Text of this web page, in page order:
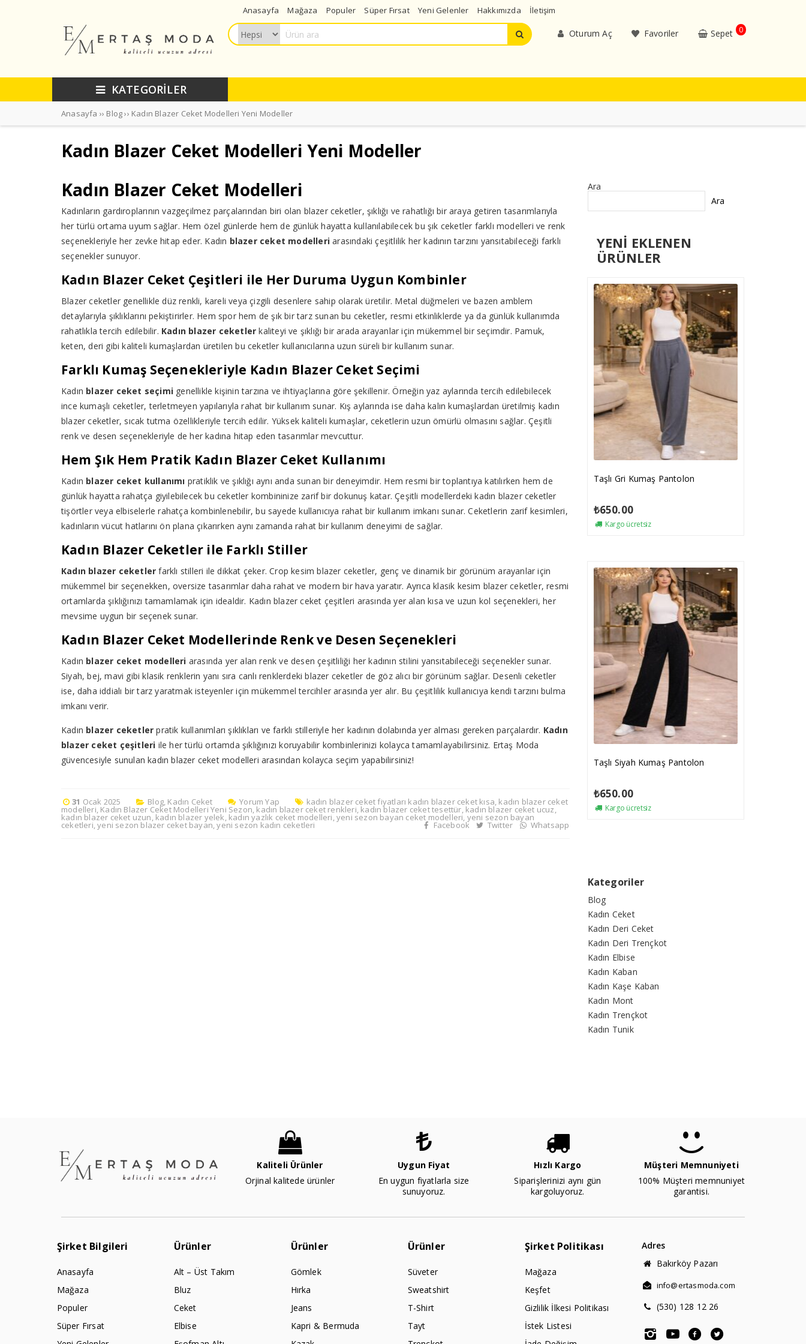
Anasayfa Mağaza Populer Süper Fırsat Yeni Gelenler Hakkımızda İletişim
Oturum Aç Favoriler Sepet 0
KATEGORİLER
Anasayfa ›› Blog›› Kadın Blazer Ceket Modelleri Yeni Modeller
Kadın Blazer Ceket Modelleri Yeni Modeller
Kadın Blazer Ceket Modelleri
Kadınların gardıroplarının vazgeçilmez parçalarından biri olan blazer ceketler, şıklığı ve rahatlığı bir araya getiren tasarımlarıyla
her türlü ortama uyum sağlar. Hem özel günlerde hem de günlük hayatta kullanılabilecek bu şık ceketler farklı modelleri ve renk
seçenekleriyle her zevke hitap eder. Kadın blazer ceket modelleri arasındaki çeşitlilik her kadının tarzını yansıtabileceği farklı
seçenekler sunuyor.
Kadın Blazer Ceket Çeşitleri ile Her Duruma Uygun Kombinler
Blazer ceketler genellikle düz renkli, kareli veya çizgili desenlere sahip olarak üretilir. Metal düğmeleri ve bazen amblem
detaylarıyla şıklıklarını pekiştirirler. Hem spor hem de şık bir tarz sunan bu ceketler, resmi etkinliklerde ya da günlük kullanımda
rahatlıkla tercih edilebilir. Kadın blazer ceketler kaliteyi ve şıklığı bir arada arayanlar için mükemmel bir seçimdir. Pamuk,
keten, deri gibi kaliteli kumaşlardan üretilen bu ceketler kullanıcılarına uzun süreli bir kullanım sunar.
Farklı Kumaş Seçenekleriyle Kadın Blazer Ceket Seçimi
Kadın blazer ceket seçimi genellikle kişinin tarzına ve ihtiyaçlarına göre şekillenir. Örneğin yaz aylarında tercih edilebilecek
ince kumaşlı ceketler, terletmeyen yapılarıyla rahat bir kullanım sunar. Kış aylarında ise daha kalın kumaşlardan üretilmiş kadın
blazer ceketler, sıcak tutma özellikleriyle tercih edilir. Yüksek kaliteli kumaşlar, ceketlerin uzun ömürlü olmasını sağlar. Çeşitli
renk ve desen seçenekleriyle de her kadına hitap eden tasarımlar mevcuttur.
Hem Şık Hem Pratik Kadın Blazer Ceket Kullanımı
Kadın blazer ceket kullanımı pratiklik ve şıklığı aynı anda sunan bir deneyimdir. Hem resmi bir toplantıya katılırken hem de
günlük hayatta rahatça giyilebilecek bu ceketler kombininize zarif bir dokunuş katar. Çeşitli modellerdeki kadın blazer ceketler
tişörtler veya elbiselerle rahatça kombinlenebilir, bu sayede kullanıcıya rahat bir kullanım imkanı sunar. Ceketlerin zarif kesimleri,
kadınların vücut hatlarını ön plana çıkarırken aynı zamanda rahat bir kullanım deneyimi de sağlar.
Kadın Blazer Ceketler ile Farklı Stiller
Kadın blazer ceketler farklı stilleri ile dikkat çeker. Crop kesim blazer ceketler, genç ve dinamik bir görünüm arayanlar için
mükemmel bir seçenekken, oversize tasarımlar daha rahat ve modern bir hava yaratır. Ayrıca klasik kesim blazer ceketler, resmi
ortamlarda şıklığınızı tamamlamak için idealdir. Kadın blazer ceket çeşitleri arasında yer alan kısa ve uzun kol seçenekleri, her
mevsime uygun bir seçenek sunar.
Kadın Blazer Ceket Modellerinde Renk ve Desen Seçenekleri
Kadın blazer ceket modelleri arasında yer alan renk ve desen çeşitliliği her kadının stilini yansıtabileceği seçenekler sunar.
Siyah, bej, mavi gibi klasik renklerin yanı sıra canlı renklerdeki blazer ceketler de göz alıcı bir görünüm sağlar. Desenli ceketler
ise, daha iddialı bir tarz yaratmak isteyenler için mükemmel tercihler arasında yer alır. Bu çeşitlilik kullanıcıya kendi tarzını bulma
imkanı verir.
Kadın blazer ceketler pratik kullanımları şıklıkları ve farklı stilleriyle her kadının dolabında yer alması gereken parçalardır. Kadın
blazer ceket çeşitleri ile her türlü ortamda şıklığınızı koruyabilir kombinlerinizi kolayca tamamlayabilirsiniz. Ertaş Moda
güvencesiyle sunulan kadın blazer ceket modelleri arasından kolayca seçim yapabilirsiniz!
31 Ocak 2025 Blog, Kadın Ceket Yorum Yap kadın blazer ceket fiyatları kadın blazer ceket kısa, kadın blazer ceket
modelleri, Kadın Blazer Ceket Modelleri Yeni Sezon, kadın blazer ceket renkleri, kadın blazer ceket tesettür, kadın blazer ceket ucuz,
kadın blazer ceket uzun, kadın blazer yelek, kadın yazlık ceket modelleri,yeni sezon bayan ceket modelleri, yeni sezon bayan
ceketleri,yeni sezon blazer ceket bayan,yeni sezon kadın ceketleri Facebook Twitter Whatsapp
Ara
Ara
YENİ EKLENEN
ÜRÜNLER
Taşlı Gri Kumaş Pantolon
₺650.00
Kargo ücretsiz
Taşlı Siyah Kumaş Pantolon
₺650.00
Kargo ücretsiz
Kategoriler
Blog
Kadın Ceket
Kadın Deri Ceket
Kadın Deri Trençkot
Kadın Elbise
Kadın Kaban
Kadın Kaşe Kaban
Kadın Mont
Kadın Trençkot
Kadın Tunik
Kaliteli Ürünler
Orjinal kalitede ürünler
Uygun Fiyat
En uygun fiyatlarla size
sunuyoruz.
Hızlı Kargo
Siparişlerinizi aynı gün
kargoluyoruz.
Müşteri Memnuniyeti
100% Müşteri memnuniyet
garantisi.
Şirket Bilgileri
Anasayfa
Mağaza
Populer
Süper Fırsat
Ürünler
Alt – Üst Takım
Bluz
Ceket
Elbise
Ürünler
Gömlek
Hırka
Jeans
Kapri & Bermuda
Ürünler
Süveter
Sweatshirt
T-Shirt
Tayt
Şirket Politikası
Mağaza
Keşfet
Gizlilik İlkesi Politikası
İstek Listesi
Adres
Bakırköy Pazarı
info@ertasmoda.com
(530) 128 12 26